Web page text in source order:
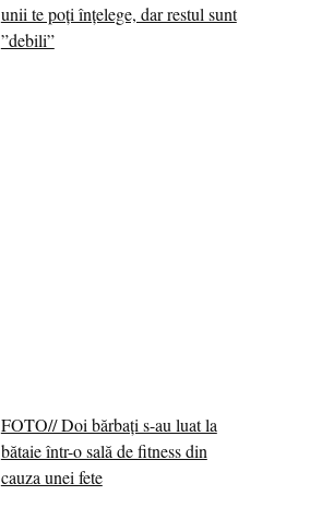
unii te poți înțelege, dar restul sunt
”debili”
FOTO// Doi bărbați s-au luat la
bătaie într-o sală de fitness din
cauza unei fete